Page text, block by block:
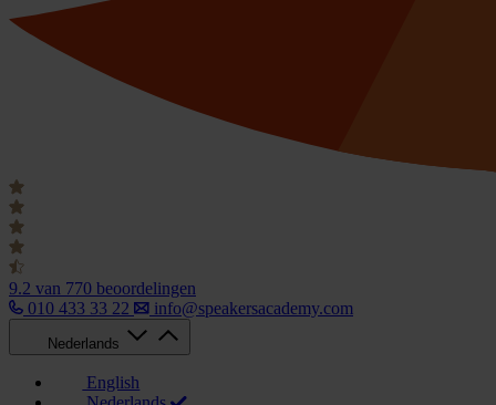
9.2 van 770 beoordelingen
010 433 33 22
info@speakersacademy.com
Nederlands
English